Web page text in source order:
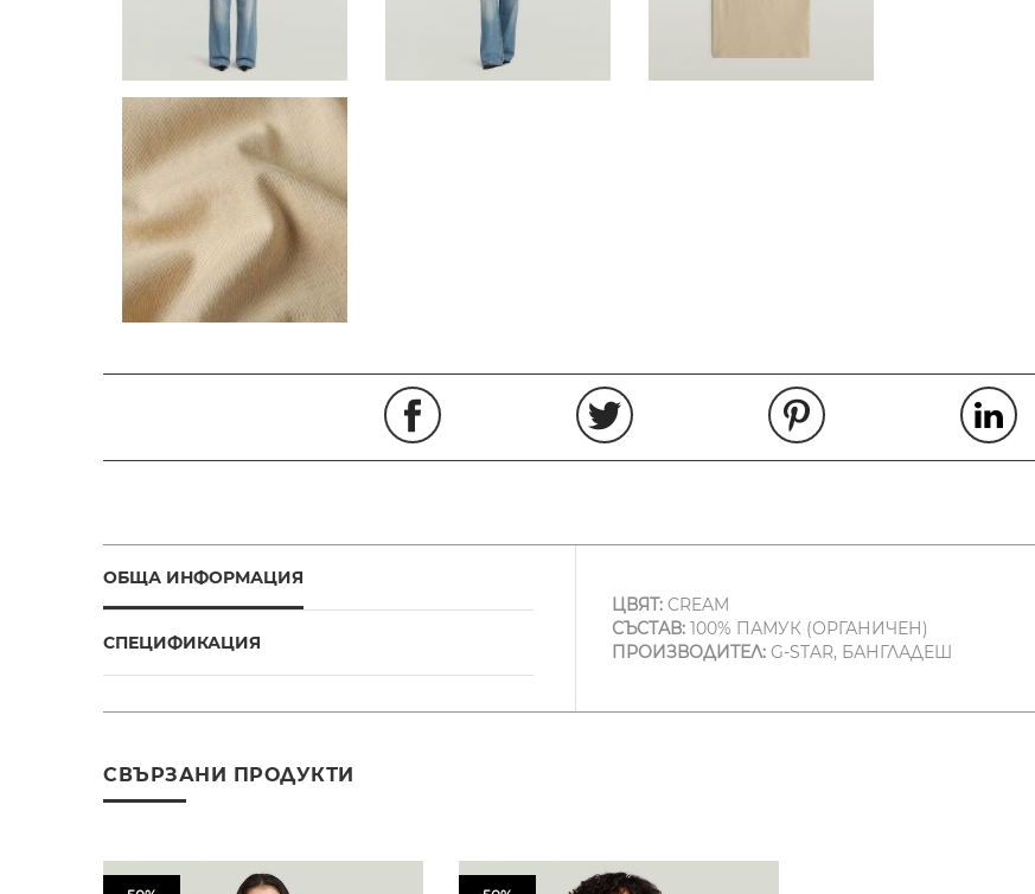
ОБЩА ИНФОРМАЦИЯ
СПЕЦИФИКАЦИЯ
ЦВЯТ:CREAM
СЪСТАВ:100% ПАМУК (ОРГАНИЧЕН)
ПРОИЗВОДИТЕЛ:G-STAR, БАНГЛАДЕШ
СВЪРЗАНИ ПРОДУКТИ